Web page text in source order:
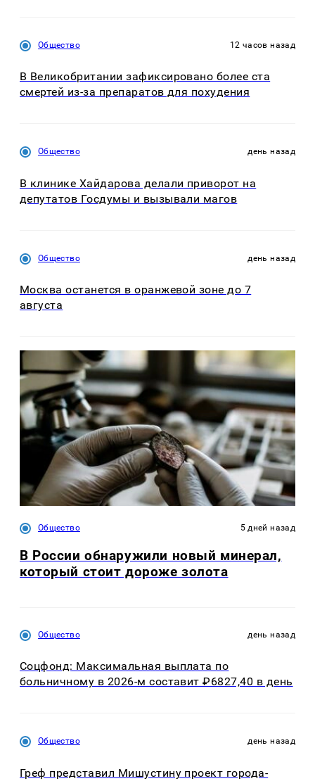
Общество 12 часов назад
В Великобритании зафиксировано более ста
смертей из-за препаратов для похудения
Общество день назад
В клинике Хайдарова делали приворот на
депутатов Госдумы и вызывали магов
Общество день назад
Москва останется в оранжевой зоне до 7
августа
Общество 5 дней назад
В России обнаружили новый минерал,
который стоит дороже золота
Общество день назад
Соцфонд: Максимальная выплата по
больничному в 2026-м составит ₽6827,40 в день
Общество день назад
Греф представил Мишустину проект города-